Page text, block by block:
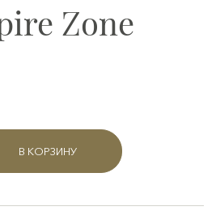
Zone
В КОРЗИНУ